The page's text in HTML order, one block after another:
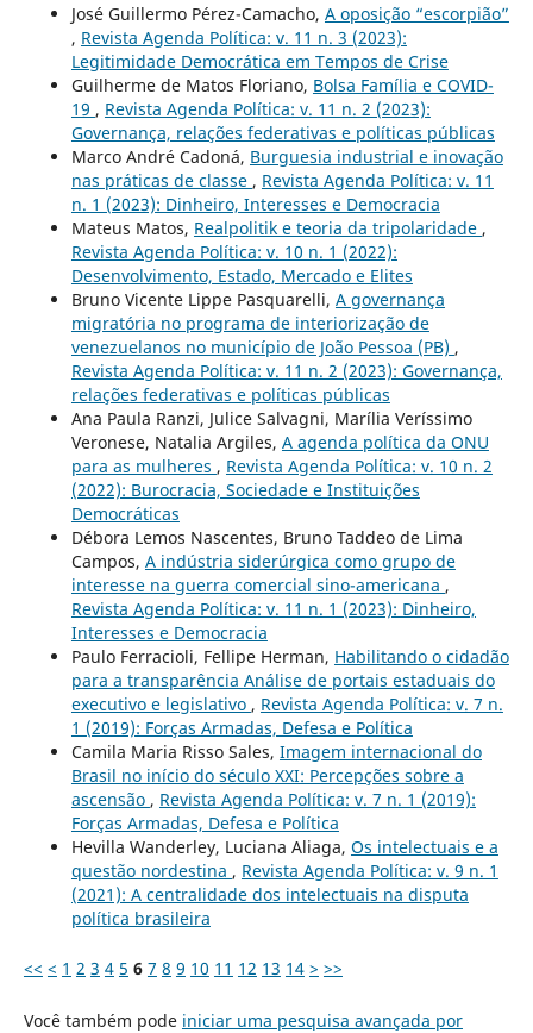
José Guillermo Pérez-Camacho, A oposição “escorpião”
, Revista Agenda Política: v. 11 n. 3 (2023):
Legitimidade Democrática em Tempos de Crise
Guilherme de Matos Floriano, Bolsa Família e COVID-
19 , Revista Agenda Política: v. 11 n. 2 (2023):
Governança, relações federativas e políticas públicas
Marco André Cadoná, Burguesia industrial e inovação
nas práticas de classe , Revista Agenda Política: v. 11
n. 1 (2023): Dinheiro, Interesses e Democracia
Mateus Matos, Realpolitik e teoria da tripolaridade ,
Revista Agenda Política: v. 10 n. 1 (2022):
Desenvolvimento, Estado, Mercado e Elites
Bruno Vicente Lippe Pasquarelli, A governança
migratória no programa de interiorização de
venezuelanos no município de João Pessoa (PB) ,
Revista Agenda Política: v. 11 n. 2 (2023): Governança,
relações federativas e políticas públicas
Ana Paula Ranzi, Julice Salvagni, Marília Veríssimo
Veronese, Natalia Argiles, A agenda política da ONU
para as mulheres , Revista Agenda Política: v. 10 n. 2
(2022): Burocracia, Sociedade e Instituições
Democráticas
Débora Lemos Nascentes, Bruno Taddeo de Lima
Campos, A indústria siderúrgica como grupo de
interesse na guerra comercial sino-americana ,
Revista Agenda Política: v. 11 n. 1 (2023): Dinheiro,
Interesses e Democracia
Paulo Ferracioli, Fellipe Herman, Habilitando o cidadão
para a transparência Análise de portais estaduais do
executivo e legislativo , Revista Agenda Política: v. 7 n.
1 (2019): Forças Armadas, Defesa e Política
Camila Maria Risso Sales, Imagem internacional do
Brasil no início do século XXI: Percepções sobre a
ascensão , Revista Agenda Política: v. 7 n. 1 (2019):
Forças Armadas, Defesa e Política
Hevilla Wanderley, Luciana Aliaga, Os intelectuais e a
questão nordestina , Revista Agenda Política: v. 9 n. 1
(2021): A centralidade dos intelectuais na disputa
política brasileira
<< < 1 2 3 4 5 6 7 8 9 10 11 12 13 14 > >>
Você também pode iniciar uma pesquisa avançada por